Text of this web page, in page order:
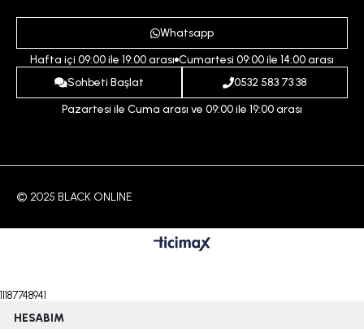
Ödeme ve Teslimat Koşulları
İptal ve İade Koşulları
İndirim
Whatsapp
Hafta içi 09:00 ile 19:00 arası Cumartesi 09:00 ile 14:00 arası
Sohbeti Başlat
0532 583 73 38
Pazartesi ile Cuma arası ve 09:00 ile 19:00 arası
© 2025 BLACK ONLINE
11187748941
HESABIM